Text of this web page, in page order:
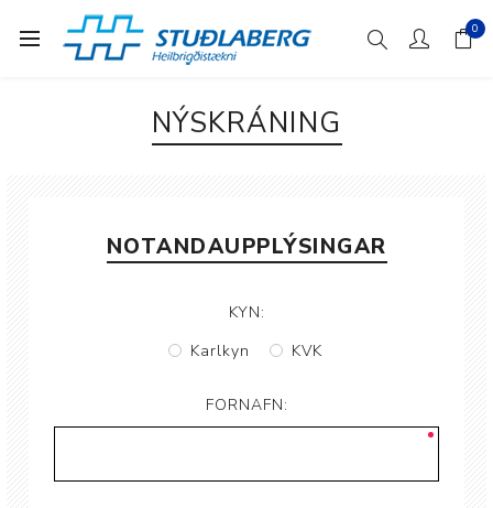
0
NÝSKRÁNING
NOTANDAUPPLÝSINGAR
KYN:
Karlkyn
KVK
FORNAFN: